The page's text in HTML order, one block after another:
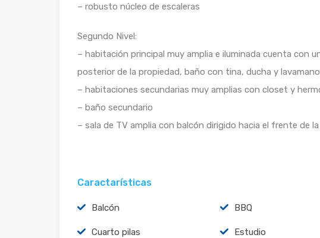
– robusto núcleo de escaleras
Segundo Nivel:
– habitación principal muy amplia e iluminada cuenta con
posterior de la propiedad, baño con tina, ducha y
– habitaciones secundarias muy amplias con closet y
– baño secundario
– sala de TV amplia con balcón dirigido hacia el frente de
Caractarísticas
Balcón BBQ
Cuarto pilas Estudio